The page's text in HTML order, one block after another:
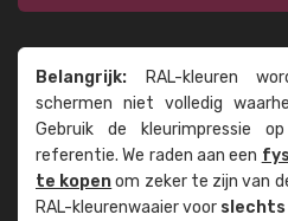
Belangrijk: RAL-kleuren
schermen niet volledig
Gebruik de kleur­impressie
referentie. We raden aan een
te kopenom zeker te zijn van
RAL-kleuren­waaier voor